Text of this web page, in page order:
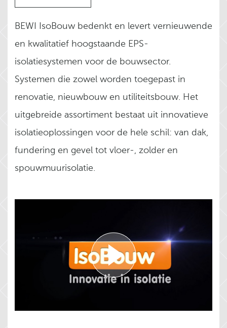
BEWI IsoBouw bedenkt en levert vernieuwende
en kwalitatief hoogstaande EPS-
isolatiesystemen voor de bouwsector.
Systemen die zowel worden toegepast in
renovatie, nieuwbouw en utiliteitsbouw. Het
uitgebreide assortiment bestaat uit innovatieve
isolatieoplossingen voor de hele schil: van dak,
fundering en gevel tot vloer-, zolder en
spouwmuurisolatie.